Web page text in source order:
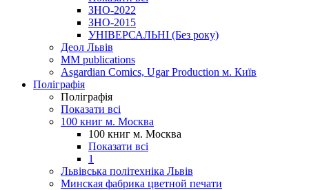
ЗНО-2022
ЗНО-2015
УНІВЕРСАЛЬНІ (Без року)
Деол Львів
MM publications
Asgardian Comics, Ugar Production м. Київ
Поліграфія
Поліграфія
Показати всі
100 книг м. Москва
100 книг м. Москва
Показати всі
1
Львівська політехніка Львів
Минская фабрика цветной печати